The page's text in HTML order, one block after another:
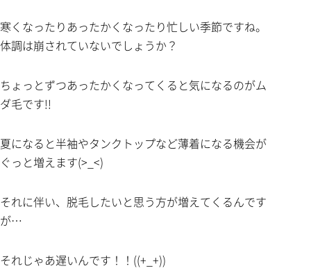
寒くなったりあったかくなったり忙しい季節ですね。
体調は崩されていないでしょうか？
ちょっとずつあったかくなってくると気になるのがム
ダ毛です!!
夏になると半袖やタンクトップなど薄着になる機会が
ぐっと増えます(>_<)
それに伴い、脱毛したいと思う方が増えてくるんです
が…
それじゃあ遅いんです！！((+_+))